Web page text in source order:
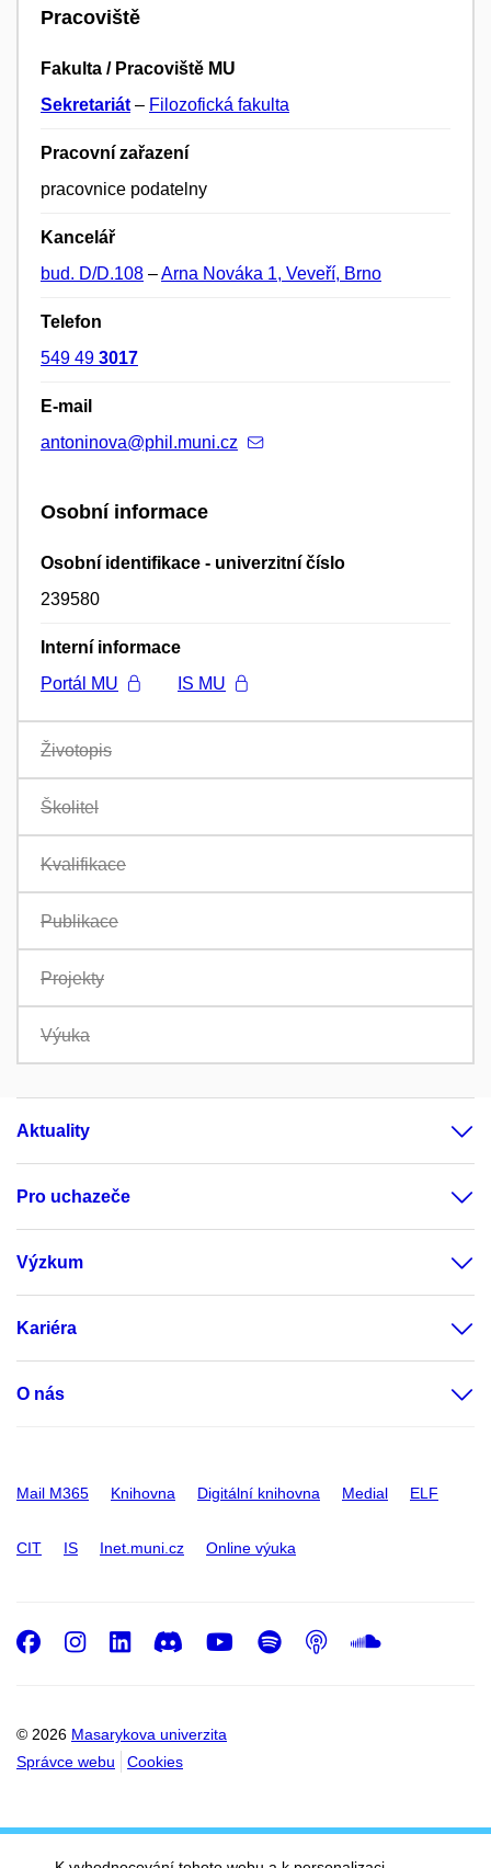
Pracoviště
Fakulta / Pracoviště MU
Sekretariát – Filozofická fakulta
Pracovní zařazení
pracovnice podatelny
Kancelář
bud. D/D.108 –Arna Nováka 1, Veveří, Brno
Telefon
549 49 3017
E-mail
antoninova@phil.muni.cz
Osobní informace
Osobní identifikace - univerzitní číslo
239580
Interní informace
Portál MU
IS MU
Životopis
Školitel
Kvalifikace
Publikace
Projekty
Výuka
Aktuality
Pro uchazeče
Výzkum
Kariéra
O nás
Mail M365 Knihovna Digitální knihovna Medial ELF
CIT IS Inet.muni.cz Online výuka
© 2026 Masarykova univerzita
Správce webu
Cookies
Facebook
Instagram
LinkedIn
DiscordYoutube
Spotify
Podcast